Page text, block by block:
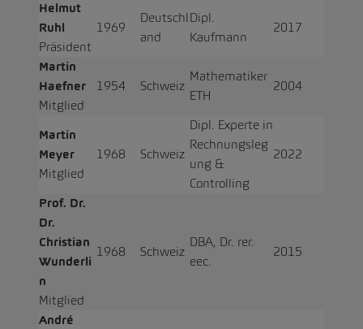
Helmut
Ruhl
Präsident
1969
Deutschl
and
Dipl.
Kaufmann
2017
Martin
Haefner
Mitglied
1954 Schweiz
Mathematiker
ETH
2004
Martin
Meyer
Mitglied
1968 Schweiz
Dipl. Experte in
Rechnungsleg
ung &
Controlling
2022
Prof. Dr.
Dr.
Christian
Wunderli
n
Mitglied
1968 Schweiz
DBA, Dr. rer.
eec.
2015
André